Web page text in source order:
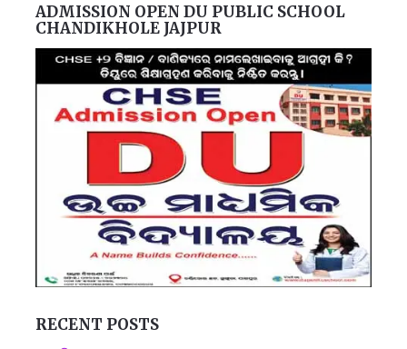
ADMISSION OPEN DU PUBLIC SCHOOL
CHANDIKHOLE JAJPUR
RECENT POSTS